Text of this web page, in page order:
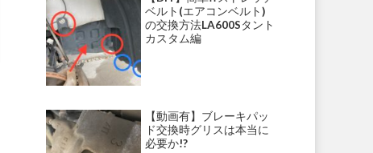
ベルト(エアコンベルト)
の交換方法LA600Sタント
カスタム編
【動画有】ブレーキパッ
ド交換時グリスは本当に
必要か!?